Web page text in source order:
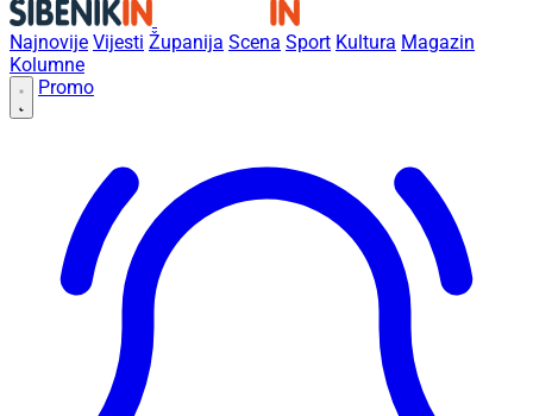
Najnovije Vijesti Županija Scena Sport Kultura Magazin
Kolumne
Promo